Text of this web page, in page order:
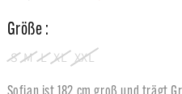
Preis
Größe :
S M L XL XXL